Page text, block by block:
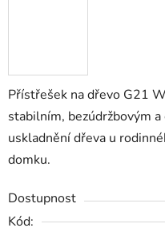
Přístřešek na dřevo G21
stabilním, bezúdržbovým
uskladnění dřeva u
domku.
Dostupnost
Kód: